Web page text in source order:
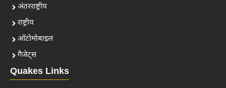
अंतरराष्ट्रीय
राष्ट्रीय
ऑटोमोबाइल
गैजेट्स
Quakes Links